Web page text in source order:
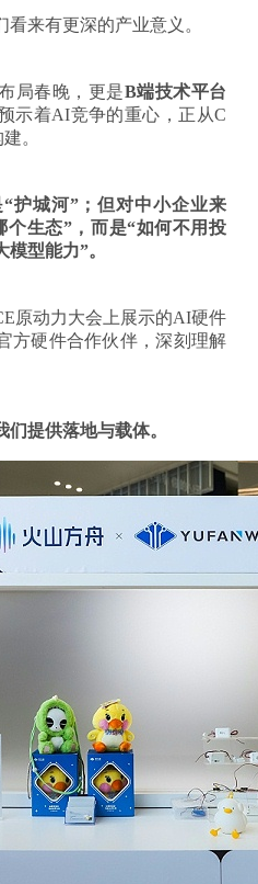
来有更深的产业意义。
局春晚，更是B端技术平台
示着AI竞争的重心，正从C
。
“护城河”；但对中小企业来
个生态”，而是“如何不用投
型能力”。
原动力大会上展示的AI硬件
方硬件合作伙伴，深刻理解
提供落地与载体。